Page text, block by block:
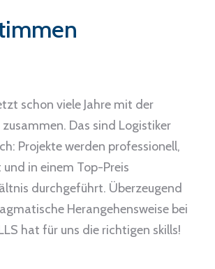
schon viele Jahre mit der
zusammen. Das sind Logistiker
Projekte werden professionell,
in einem Top-Preis
durchgeführt. Überzeugend
Herangehensweise bei
hat für uns die richtigen skills!